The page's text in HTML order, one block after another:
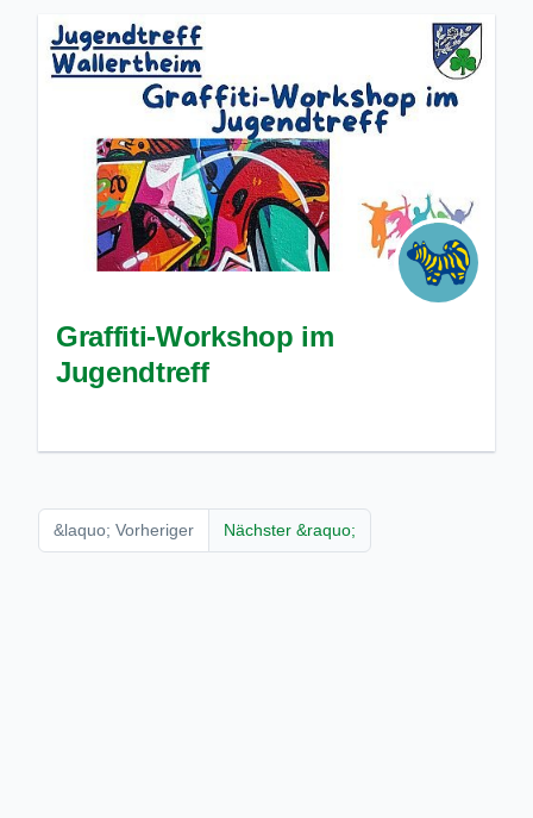
Graffiti-Workshop im
Jugendtreff
&laquo; Vorheriger Nächster &raquo;